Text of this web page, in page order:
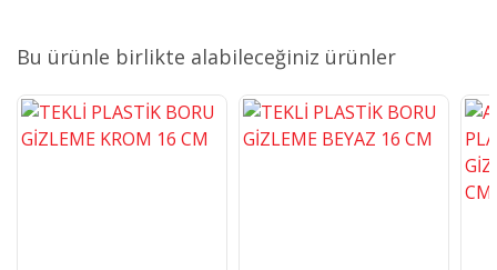
Bu ürünle birlikte alabileceğiniz ürünler